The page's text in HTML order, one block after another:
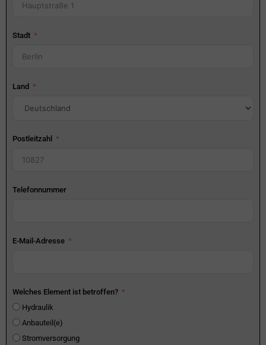
Stadt
Land
Postleitzahl
Telefonnummer
E-Mail-Adresse
Welches Element ist betroffen?
Hydraulik
Anbauteil(e)
Stromversorgung